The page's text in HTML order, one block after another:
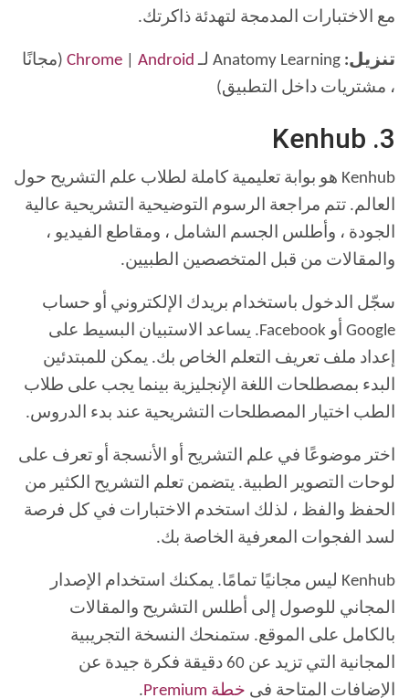
مع الاختبارات المدمجة لتهدئة ذاكرتك.
تنزيل: Chrome Android
(مجانًا
، مشتريات داخل التطبيق)
3. Kenhub
Kenhub هو بوابة تعليمية كاملة لطلاب علم التشريح حول
العالم. تتم مراجعة الرسوم التوضيحية التشريحية عالية
الجودة ، وأطلس الجسم الشامل ، ومقاطع الفيديو ،
والمقالات من قبل المتخصصين الطبيين.
سجّل الدخول باستخدام بريدك الإلكتروني أو حساب
Google أو Facebook. يساعد الاستبيان البسيط على
إعداد ملف تعريف التعلم الخاص بك. يمكن للمبتدئين
البدء بمصطلحات اللغة الإنجليزية بينما يجب على طلاب
الطب اختيار المصطلحات التشريحية عند بدء الدروس.
اختر موضوعًا في علم التشريح أو الأنسجة أو تعرف على
لوحات التصوير الطبية. يتضمن تعلم التشريح الكثير من
الحفظ والفظ ، لذلك استخدم الاختبارات في كل فرصة
لسد الفجوات المعرفية الخاصة بك.
Kenhub ليس مجانيًا تمامًا. يمكنك استخدام الإصدار
المجاني للوصول إلى أطلس التشريح والمقالات
بالكامل على الموقع. ستمنحك النسخة التجريبية
المجانية التي تزيد عن 60 دقيقة فكرة جيدة عن
الإضافات المتاحة في خطة Premium .